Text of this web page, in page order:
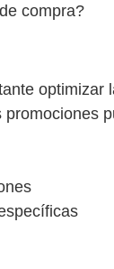
compra?
optimizar